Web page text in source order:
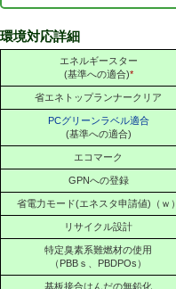
環境対応詳細
エネルギースター
(基準への適合)*
省エネトップランナークリア
PCグリーンラベル適合
(基準への適合)
エコマーク
GPNへの登録
省電力モード(エネスタ申請値)（ｗ）
リサイクル設計
特定臭素系難燃材の使用
（PBBｓ、PBDPOs）
基板接合はんだの無鉛化